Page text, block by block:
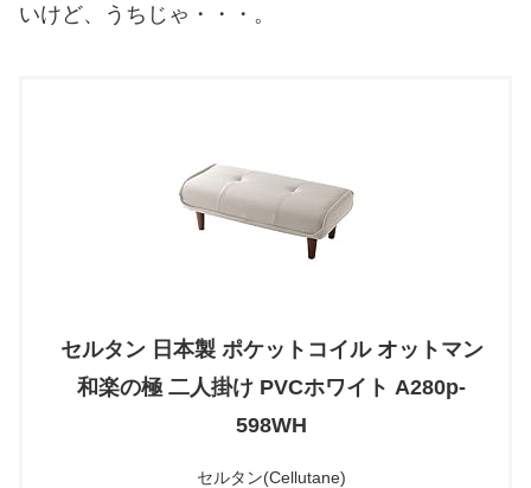
いけど、うちじゃ・・・。
セルタン 日本製 ポケットコイル オットマン
和楽の極 二人掛け PVCホワイト A280p-
598WH
セルタン(Cellutane)